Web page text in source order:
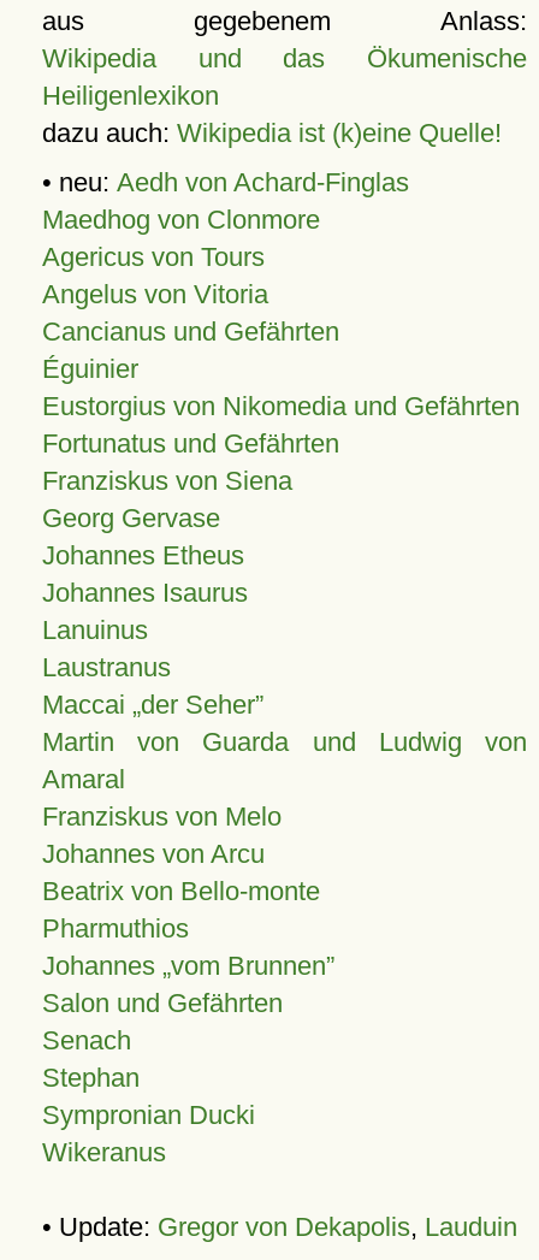
aus gegebenem Anlass:
Wikipedia und das Ökumenische
Heiligenlexikon
dazu auch: Wikipedia ist (k)eine Quelle!
• neu: Aedh von Achard-Finglas
Maedhog von Clonmore
Agericus von Tours
Angelus von Vitoria
Cancianus und Gefährten
Éguinier
Eustorgius von Nikomedia und Gefährten
Fortunatus und Gefährten
Franziskus von Siena
Georg Gervase
Johannes Etheus
Johannes Isaurus
Lanuinus
Laustranus
Maccai „der Seher”
Martin von Guarda und Ludwig von
Amaral
Franziskus von Melo
Johannes von Arcu
Beatrix von Bello-monte
Pharmuthios
Johannes vom Brunnen
Salon und Gefährten
Senach
Stephan
Sympronian Ducki
Wikeranus
• Update: Gregor von Dekapolis, Lauduin